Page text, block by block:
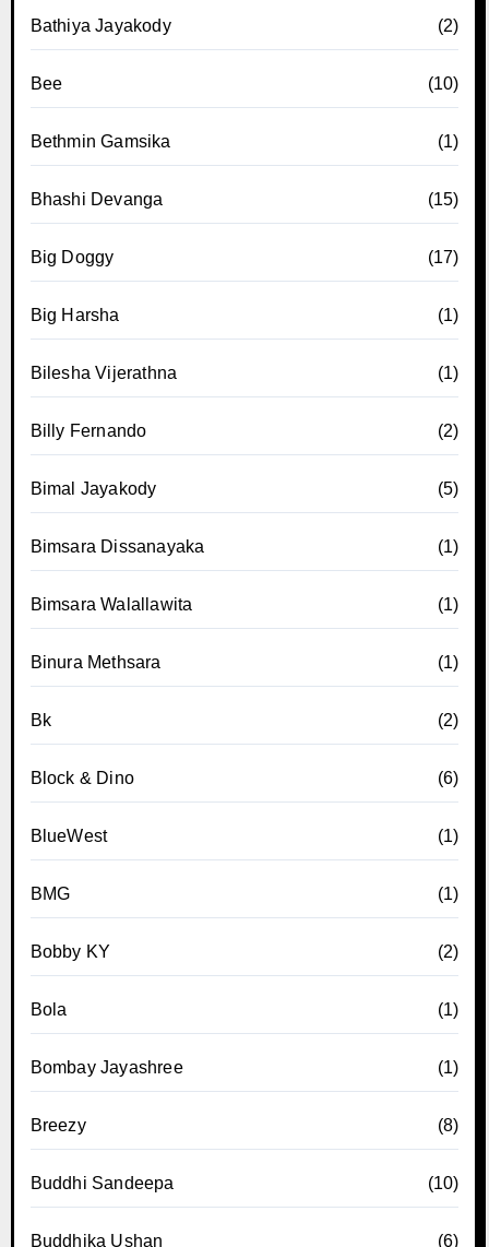
Bathiya Jayakody (2)
Bee (10)
Bethmin Gamsika (1)
Bhashi Devanga (15)
Big Doggy (17)
Big Harsha (1)
Bilesha Vijerathna (1)
Billy Fernando (2)
Bimal Jayakody (5)
Bimsara Dissanayaka (1)
Bimsara Walallawita (1)
Binura Methsara (1)
Bk (2)
Block & Dino (6)
BlueWest (1)
BMG (1)
Bobby KY (2)
Bola (1)
Bombay Jayashree (1)
Breezy (8)
Buddhi Sandeepa (10)
Buddhika Ushan (6)